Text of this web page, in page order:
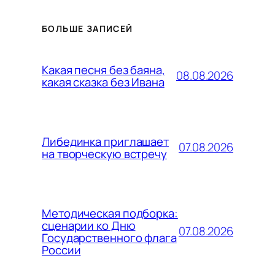
БОЛЬШЕ ЗАПИСЕЙ
Какая песня без баяна,
какая сказка без Ивана 08.08.2026
Либединка приглашает
на творческую встречу 07.08.2026
Методическая подборка:
сценарии ко Дню
Государственного флага
России
07.08.2026